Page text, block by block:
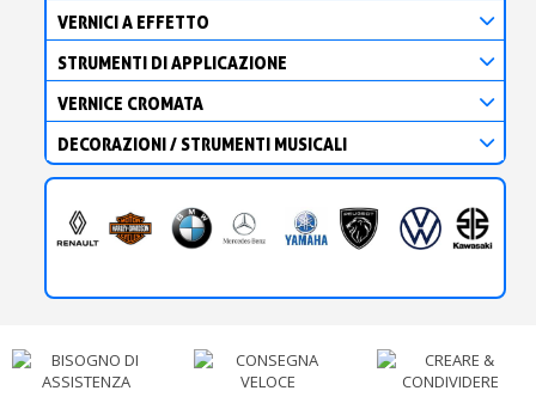
VERNICI A EFFETTO
STRUMENTI DI APPLICAZIONE
VERNICE CROMATA
DECORAZIONI / STRUMENTI MUSICALI